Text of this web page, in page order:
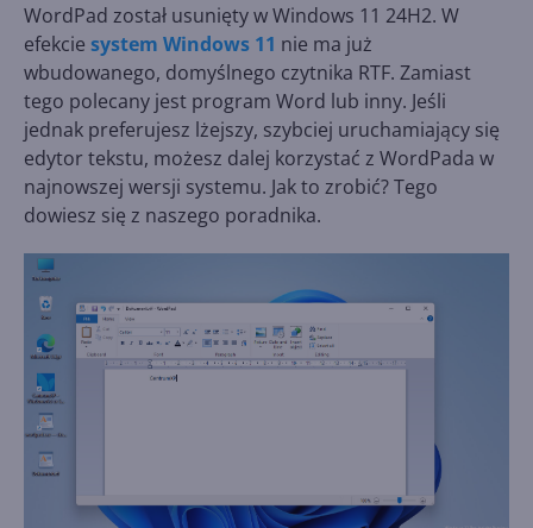
WordPad został usunięty w Windows 11 24H2. W
efekcie system Windows 11 nie ma już
wbudowanego, domyślnego czytnika RTF. Zamiast
tego polecany jest program Word lub inny. Jeśli
jednak preferujesz lżejszy, szybciej uruchamiający się
edytor tekstu, możesz dalej korzystać z WordPada w
najnowszej wersji systemu. Jak to zrobić? Tego
dowiesz się z naszego poradnika.